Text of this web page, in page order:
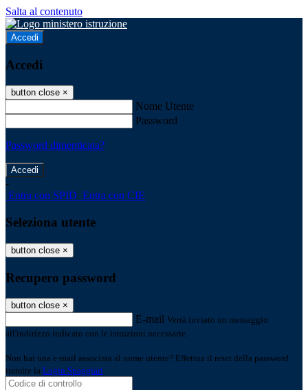
Salta al contenuto
Accedi
Accedi
button close ×
Nome Utente
Password
Password dimenticata?
-
Entra con SPID Entra con CIE
Seleziona utente
button close ×
Recupero password
button close ×
E-mail Verrà inviato un messaggio
all'indirizzo indicato con le istruzioni necessarie.
Non hai una e-mail associata al nome utente? Effettua il reset della password
tramite la Login Spaggiari